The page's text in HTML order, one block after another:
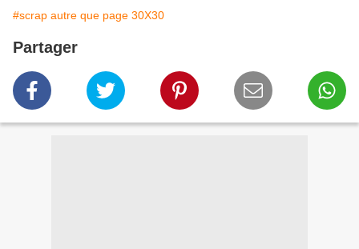
#scrap autre que page 30X30
Partager